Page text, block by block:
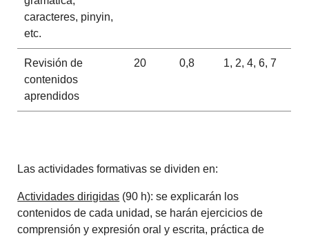
caracteres, pinyin,
etc.
Revisión de
contenidos
aprendidos
20 0,8 1, 2, 4, 6, 7
Las actividades formativas se dividen en:
Actividades dirigidas (90 h): se explicarán los
contenidos de cada unidad, se harán ejercicios de
comprensión y expresión oral y escrita, práctica de